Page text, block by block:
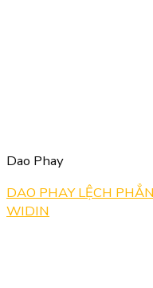
Dao Phay
DAO PHAY LỆCH
WIDIN